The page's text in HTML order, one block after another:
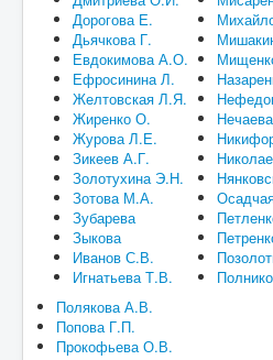
Дорогова Е.
Дьячкова Г.
Евдокимова А.О.
Ефросинина Л.
Желтовская Л.Я.
Жиренко О.
Журова Л.Е.
Зикеев А.Г.
Золотухина Э.Н.
Зотова М.А.
Зубарева
Зыкова
Иванов С.В.
Игнатьева Т.В.
Полякова А.В.
Попова Г.П.
Прокофьева О.В.